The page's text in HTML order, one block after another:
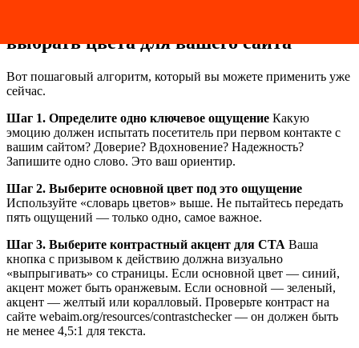
выбрать цвета для вашего сайта
Вот пошаговый алгоритм, который вы можете применить уже
сейчас.
Шаг 1. Определите одно ключевое ощущение Какую
эмоцию должен испытать посетитель при первом контакте с
вашим сайтом? Доверие? Вдохновение? Надежность?
Запишите одно слово. Это ваш ориентир.
Шаг 2. Выберите основной цвет под это ощущение
Используйте «словарь цветов» выше. Не пытайтесь передать
пять ощущений — только одно, самое важное.
Шаг 3. Выберите контрастный акцент для CTA Ваша
кнопка с призывом к действию должна визуально
«выпрыгивать» со страницы. Если основной цвет — синий,
акцент может быть оранжевым. Если основной — зеленый,
акцент — желтый или коралловый. Проверьте контраст на
сайте webaim.org/resources/contrastchecker — он должен быть
не менее 4,5:1 для текста.